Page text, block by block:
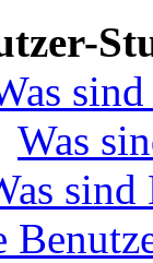
Was
sind